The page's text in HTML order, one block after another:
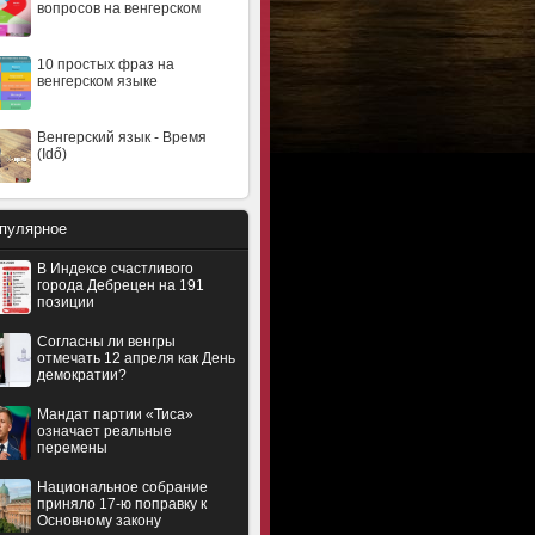
вопросов на венгерском
10 простых фраз на
венгерском языке
Венгерский язык - Время
(Idő)
В Индексе счастливого
города Дебрецен на 191
позиции
Согласны ли венгры
отмечать 12 апреля как День
демократии?
Мандат партии «Тиса»
означает реальные
перемены
Национальное собрание
приняло 17-ю поправку к
Основному закону